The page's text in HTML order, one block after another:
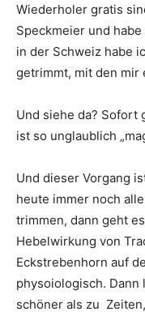
Wiederholer gratis
Speckmeier und
in der Schweiz habe
getrimmt, mit den mir
Und siehe da? Sofort
ist so unglaublich
Und dieser Vorgang
heute immer noch
trimmen, dann geht
Hebelwirkung von
Eckstrebenhorn auf
physoiologisch.
schöner als zu